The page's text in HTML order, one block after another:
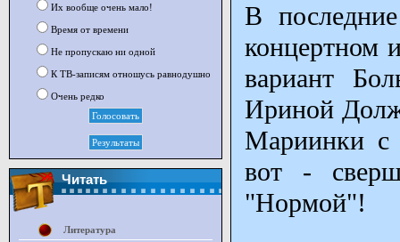
В
концертном
вариант
Ириной
Мариинки с
вот -
"Нормой"!
Их вообще очень мало!
Время от времени
Не пропускаю ни одной
К ТВ-записям отношусь равнодушно
Очень редко
Читать
Литература